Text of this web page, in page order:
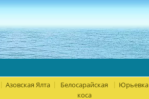
Азовская Ялта
Белосарайская
коса
Юрьевка